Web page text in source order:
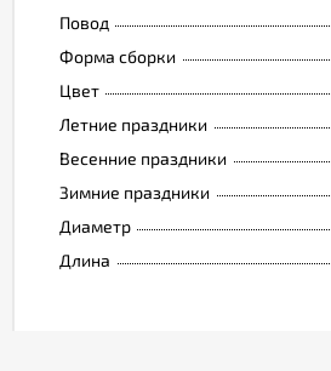
Повод
Форма сборки
Цвет
Летние праздники
Весенние праздники
Зимние праздники
Диаметр
Длина